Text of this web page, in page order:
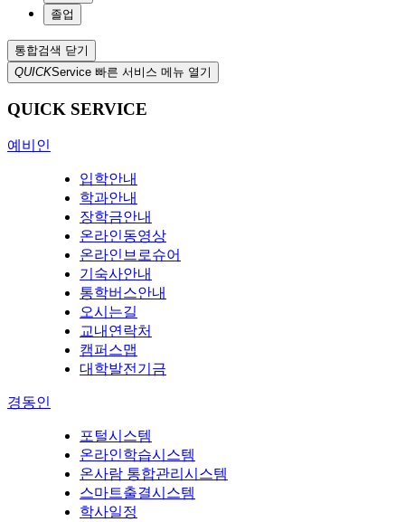
졸업
통합검색 닫기
QUICKService 빠른 서비스 메뉴 열기
QUICK SERVICE
예비인
입학안내
학과안내
장학금안내
온라인동영상
온라인브로슈어
기숙사안내
통학버스안내
오시는길
교내연락처
캠퍼스맵
대학발전기금
경동인
포털시스템
온라인학습시스템
온사람 통합관리시스템
스마트출결시스템
학사일정